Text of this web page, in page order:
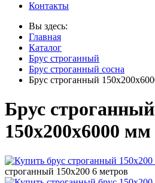
Контакты
Вы здесь:
Главная
Каталог
Брус строганный
Брус строганный сосна
Брус строганный
Брус строганный
150х200х6000 мм
строганный 150х200 6 метров